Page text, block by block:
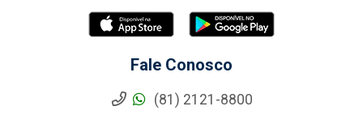
Fale Conosco
(81) 2121-8800